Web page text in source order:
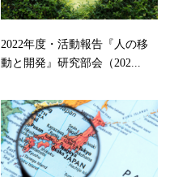
2022年度・活動報告『人の移
動と開発』研究部会（202...